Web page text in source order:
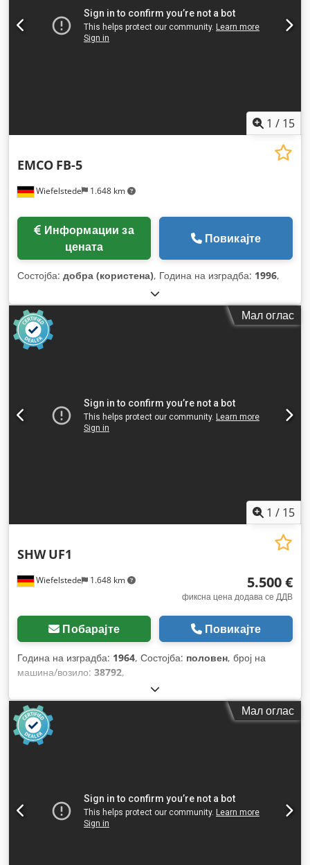
1 / 15
Wiefelstede 1.648 km
EMCO FB-5
цената
Повикајте
Состојба: добра (користена), Година на изградба: 1996,
Мал оглас
1 / 15
Wiefelstede 1.648 km
SHW UF1
5.500 €
фиксна цена додава се ДДВ
Побарајте Повикајте
Година на изградба: 1964, Состојба: половен, број на
машина/возило: 38792,
Мал оглас